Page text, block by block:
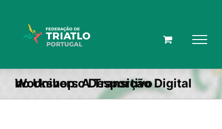
Workshop: A Transição Digital no Universo Desportivo